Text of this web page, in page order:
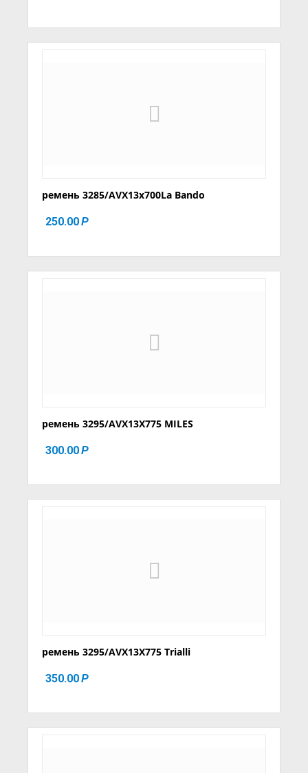
ремень 3285/AVX13x700La Bando
250.00Р
ремень 3295/AVX13X775 MILES
300.00Р
ремень 3295/AVX13X775 Trialli
350.00Р